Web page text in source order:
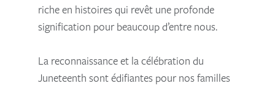
riche en histoires qui revêt une profonde
signification pour beaucoup d’entre nous.
La reconnaissance et la célébration du
Juneteenth sont édifiantes pour nos familles